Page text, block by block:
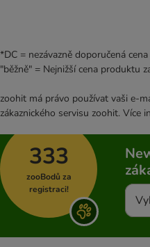
*DC = nezávazně doporučená
"běžně" = Nejnižší cena produktu
zoohit má právo používat vaši e-
zákaznického servisu zoohit. Více
333
zooBodů za
registraci!